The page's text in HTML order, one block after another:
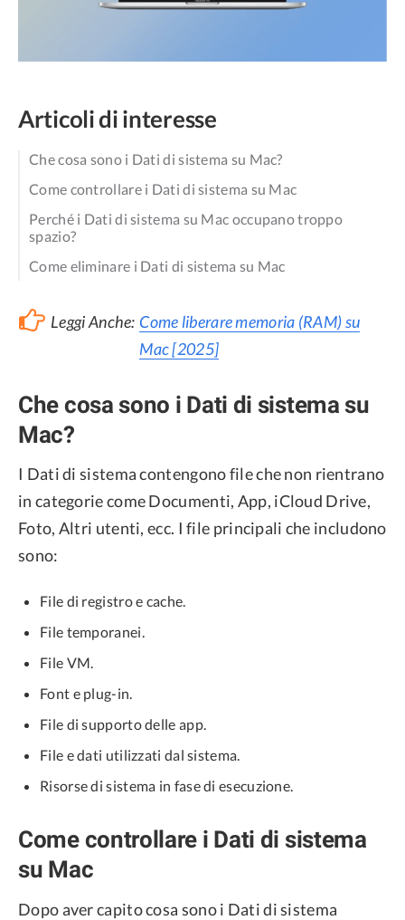
Articoli di interesse
Che cosa sono i Dati di sistema su Mac?
Come controllare i Dati di sistema su Mac
Perché i Dati di sistema su Mac occupano troppo
spazio?
Come eliminare i Dati di sistema su Mac
Leggi Anche: Come liberare memoria (RAM) su
Mac [2025]
Che cosa sono i Dati di sistema su
Mac?
I Dati di sistema contengono file che non rientrano
in categorie come Documenti, App, iCloud Drive,
Foto, Altri utenti, ecc. I file principali che includono
sono:
File di registro e cache.
File temporanei.
File VM.
Font e plug-in.
File di supporto delle app.
File e dati utilizzati dal sistema.
Risorse di sistema in fase di esecuzione.
Come controllare i Dati di sistema
su Mac
Dopo aver capito cosa sono i Dati di sistema